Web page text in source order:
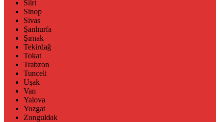
Siirt
Sinop
Sivas
Şanlıurfa
Şırnak
Tekirdağ
Tokat
Trabzon
Tunceli
Uşak
Van
Yalova
Yozgat
Zonguldak